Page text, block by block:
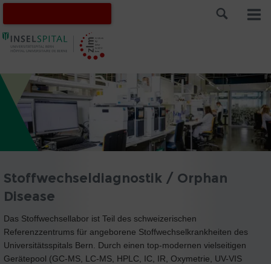
Stoffwechseldiagnostik / Orphan
Disease
Das Stoffwechsellabor ist Teil des schweizerischen
Referenzzentrums für angeborene Stoffwechselkrankheiten des
Universitätsspitals Bern. Durch einen top-modernen vielseitigen
Gerätepool (GC-MS, LC-MS, HPLC, IC, IR, Oxymetrie, UV-VIS